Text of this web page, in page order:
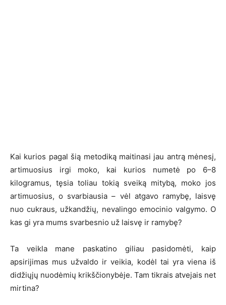
Kai kurios pagal šią metodiką maitinasi jau antrą mėnesį,
artimuosius irgi moko, kai kurios numetė po 6–8
kilogramus, tęsia toliau tokią sveiką mitybą, moko jos
artimuosius, o svarbiausia – vėl atgavo ramybę, laisvę
nuo cukraus, užkandžių, nevalingo emocinio valgymo. O
kas gi yra mums svarbesnio už laisvę ir ramybę?
Ta veikla mane paskatino giliau pasidomėti, kaip
apsirijimas mus užvaldo ir veikia, kodėl tai yra viena iš
didžiųjų nuodėmių krikščionybėje. Tam tikrais atvejais net
mirtina?